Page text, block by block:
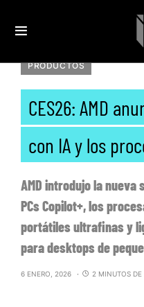
PRODUCTOS
CES26: AMD
con IA y los
AMD introdujo la nueva
PCs Copilot+, los
portátiles ultrafinas y
para desktops de
6 ENERO, 2026 2 MINUTOS DE